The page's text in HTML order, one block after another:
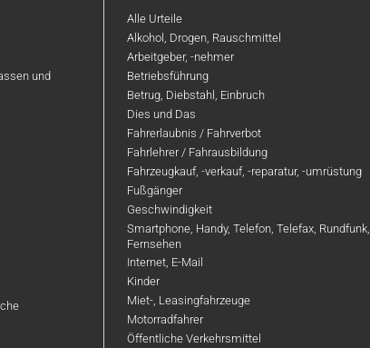
und
Alle Urteile
Alkohol, Drogen, Rauschmittel
Arbeitgeber, -nehmer
Betriebsführung
Betrug, Diebstahl, Einbruch
Dies und Das
Fahrerlaubnis / Fahrverbot
Fahrlehrer / Fahrausbildung
Fahrzeugkauf, -verkauf, -reparatur, -umrüstung
Fußgänger
Geschwindigkeit
Smartphone, Handy, Telefon, Telefax, Rundfunk,
Fernsehen
Internet, E-Mail
Kinder
Miet-, Leasingfahrzeuge
Motorradfahrer
Öffentliche Verkehrsmittel